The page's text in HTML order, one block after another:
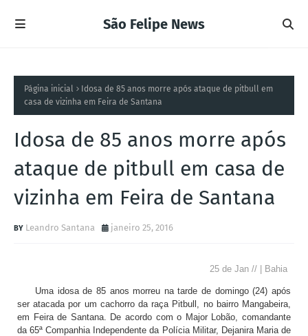
São Felipe News
Página inicial
Idosa de 85 anos morre após ataque de pitbull em
casa de vizinha em Feira de Santana
Idosa de 85 anos morre após
ataque de pitbull em casa de
vizinha em Feira de Santana
Leandro Santana janeiro 25, 2016
25 de Jan // | Bahia
Uma idosa de 85 anos morreu na tarde de domingo (24) após
ser atacada por um cachorro da raça Pitbull, no bairro Mangabeira,
em Feira de Santana. De acordo com o Major Lobão, comandante
da 65ª Companhia Independente da Polícia Militar, Dejanira Maria de